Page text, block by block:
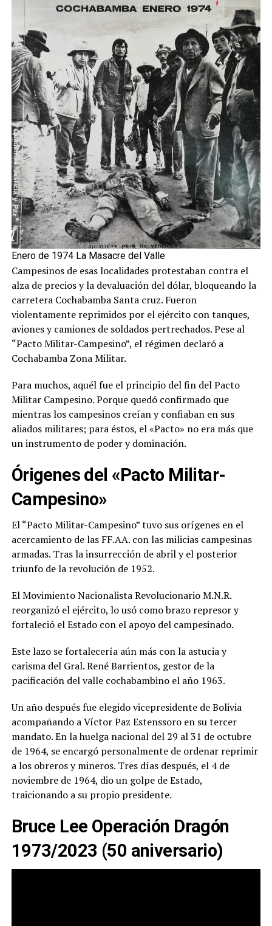
Enero de 1974 La Masacre del Valle
Campesinos de esas localidades protestaban contra el
alza de precios y la devaluación del dólar, bloqueando la
carretera Cochabamba Santa cruz. Fueron
violentamente reprimidos por el ejército con tanques,
aviones y camiones de soldados pertrechados. Pese al
“Pacto Militar-Campesino”, el régimen declaró a
Cochabamba Zona Militar.
Para muchos, aquél fue el principio del fin del Pacto
Militar Campesino. Porque quedó confirmado que
mientras los campesinos creían y confiaban en sus
aliados militares; para éstos, el «Pacto» no era más que
un instrumento de poder y dominación.
Órigenes del «Pacto Militar-
Campesino»
El “Pacto Militar-Campesino” tuvo sus orígenes en el
acercamiento de las FF.AA. con las milicias campesinas
armadas. Tras la insurrección de abril y el posterior
triunfo de la revolución de 1952.
El Movimiento Nacionalista Revolucionario M.N.R.
reorganizó el ejército, lo usó como brazo represor y
fortaleció el Estado con el apoyo del campesinado.
Este lazo se fortalecería aún más con la astucia y
carisma del Gral. René Barrientos, gestor de la
pacificación del valle cochabambino el año 1963.
Un año después fue elegido vicepresidente de Bolivia
acompañando a Víctor Paz Estenssoro en su tercer
mandato. En la huelga nacional del 29 al 31 de octubre
de 1964, se encargó personalmente de ordenar reprimir
a los obreros y mineros. Tres días después, el 4 de
noviembre de 1964, dio un golpe de Estado,
traicionando a su propio presidente.
Bruce Lee Operación Dragón
1973/2023 (50 aniversario)